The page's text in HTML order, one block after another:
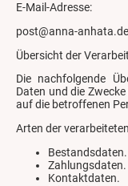
E-Mail-Adresse:
post@anna-anhata.de
Übersicht der
Die nachfolgende
Daten und die
auf die betroffenen
Arten der
Bestandsdaten.
Zahlungsdaten.
Kontaktdaten.